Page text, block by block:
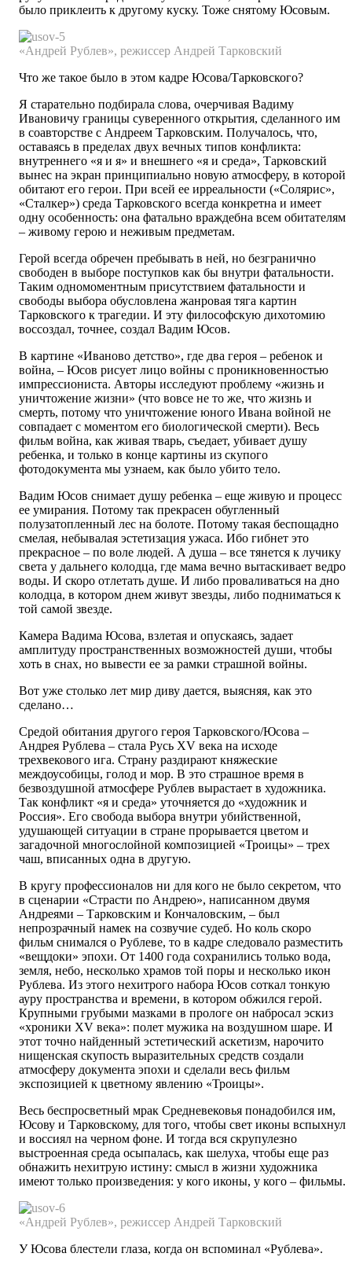
было приклеить к другому куску. Тоже снятому Юсовым.
«Андрей Рублев», режиссер Андрей Тарковский
Что же такое было в этом кадре Юсова/Тарковского?
Я старательно подбирала слова, очерчивая Вадиму
Ивановичу границы суверенного открытия, сделанного им
в соавторстве с Андреем Тарковским. Получалось, что,
оставаясь в пределах двух вечных типов конфликта:
внутреннего «я и я» и внешнего «я и среда», Тарковский
вынес на экран принципиально новую атмосферу, в которой
обитают его герои. При всей ее ирреальности («Солярис»,
«Сталкер») среда Тарковского всегда конкретна и имеет
одну особенность: она фатально враждебна всем обитателям
– живому герою и неживым предметам.
Герой всегда обречен пребывать в ней, но безгранично
свободен в выборе поступков как бы внутри фатальности.
Таким одномоментным присутствием фатальности и
свободы выбора обусловлена жанровая тяга картин
Тарковского к трагедии. И эту философскую дихотомию
воссоздал, точнее, создал Вадим Юсов.
В картине «Иваново детство», где два героя – ребенок и
война, – Юсов рисует лицо войны с проникновенностью
импрессиониста. Авторы исследуют проблему «жизнь и
уничтожение жизни» (что вовсе не то же, что жизнь и
смерть, потому что уничтожение юного Ивана войной не
совпадает с моментом его биологической смерти). Весь
фильм война, как живая тварь, ­съедает, убивает душу
ребенка, и только в конце картины из скупого
фотодокумента мы узнаем, как было убито тело.
Вадим Юсов снимает душу ребенка – еще живую и процесс
ее умирания. Потому так прекрасен обугленный
полузатопленный лес на болоте. Потому такая беспощадно
смелая, небывалая эстетизация ужаса. Ибо гибнет это
прекрасное – по воле людей. А душа – все тянется к лучику
света у дальнего колодца, где мама вечно вытаскивает ведро
воды. И скоро отлетать душе. И либо проваливаться на дно
колодца, в котором днем живут звезды, либо подниматься к
той самой звезде.
Камера Вадима Юсова, взлетая и опускаясь, задает
амплитуду пространственных возможностей души, чтобы
хоть в снах, но вывести ее за рамки страшной войны.
Вот уже столько лет мир диву дается, выясняя, как это
сделано…
Средой обитания другого героя Тарковского/Юсова –
Андрея Рублева – стала Русь XV века на исходе
трехвекового ига. Страну раздирают княжеские
междоусобицы, голод и мор. В это страшное время в
безвоздушной атмо­сфере Рублев вырастает в художника.
Так конфликт «я и среда» уточняется до «­художник и
Россия». Его свобода выбора внутри убийственной,
удушающей ситуации в стране прорывается цветом и
загадочной многослойной композицией «Троицы» – трех
чаш, вписанных одна в другую.
В кругу профессионалов ни для кого не было секретом, что
в сценарии «Страсти по Андрею», написанном двумя
Андреями – Тарковским и Кончаловским, – был
непрозрачный намек на созвучие судеб. Но коль скоро
фильм снимался о Рублеве, то в кадре следовало разместить
«вещдоки» эпохи. От 1400 года сохранились только вода,
земля, небо, несколько храмов той поры и несколько икон
Рублева. Из этого нехитрого набора Юсов соткал тонкую
ауру пространства и времени, в котором обжился герой.
Крупными грубыми мазками в прологе он набросал эскиз
«хроники XV века»: полет мужика на воздушном шаре. И
этот точно найденный эстетический аскетизм, нарочито
нищенская скупость выразительных средств создали
атмосферу документа эпохи и сделали весь фильм
экспозицией к цветному явлению «Троицы».
Весь беспросветный мрак Средневековья понадобился им,
Юсову и Тарковскому, для того, чтобы свет иконы вспыхнул
и воссиял на черном фоне. И тогда вся скрупулезно
выстроенная среда осыпалась, как шелуха, чтобы еще раз
обнажить нехитрую истину: смысл в жизни художника
имеют только произведения: у кого иконы, у кого – фильмы.
«Андрей Рублев», режиссер Андрей Тарковский
У Юсова блестели глаза, когда он вспоминал «Рублева».